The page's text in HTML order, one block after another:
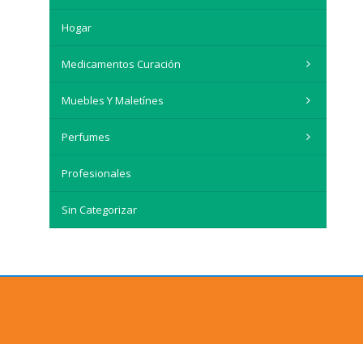
Hogar
Medicamentos Curación
Muebles Y Maletínes
Perfumes
Profesionales
Sin Categorizar